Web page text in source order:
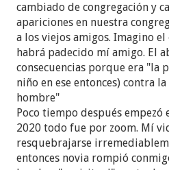
cambiado de congregación y
apariciones en nuestra
a los viejos amigos. Imagino
habrá padecido mí amigo. El
consecuencias porque era "la
niño en ese entonces) contra
hombre"
Poco tiempo después empezó
2020 todo fue por zoom. Mí
resquebrajarse
entonces novia rompió